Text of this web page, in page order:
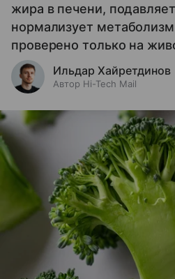
жира в печени,
нормализует
проверено только на
Ильдар Хайретдинов
Автор Hi-Tech Mail